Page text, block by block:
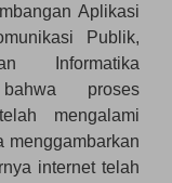
Aplikasi
Publik,
Informatika
bahwa proses
mengalami
menggambarkan
internet telah